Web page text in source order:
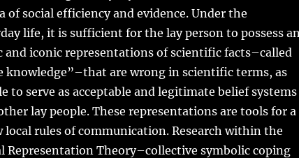
of social efficiency and evidence. Under the
life, it is sufficient for the lay person to possess
and iconic representations of scientific facts–called
knowledge”–that are wrong in scientific terms, as
to serve as acceptable and legitimate belief systems
lay people. These representations are tools for a
rules of communication. Research within the
Representation Theory–collective symbolic coping